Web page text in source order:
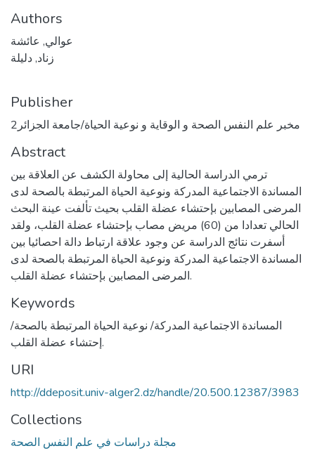
Authors
عوالي, عائشة
زناد, دليلة
Publisher
مخبر علم النفس الصحة و الوقاية و نوعية الحياة/جامعة الجزائر2
Abstract
ترمي الدراسة الحالية إلى محاولة الكشف عن العلاقة بين
المساندة الاجتماعية المدركة ونوعية الحياة المرتبطة بالصحة لدى
المرضى المصابين بإحتشاء عضلة القلب بحيث تألفت عينة البحث
الحالي تعدادا من (60) مريض مصاب بإحتشاء عضلة القلب، ولقد
أسفرت نتائج الدراسة عن وجود علاقة ارتباط دالة احصائيا بين
المساندة الاجتماعية المدركة ونوعية الحياة المرتبطة بالصحة لدى
المرضى المصابين بإحتشاء عضلة القلب.
Keywords
المساندة الاجتماعية المدركة/ نوعية الحياة المرتبطة بالصحة/
إحتشاء عضلة القلب.
URI
http://ddeposit.univ-alger2.dz/handle/20.500.12387/3983
Collections
مجلة دراسات في علم النفس الصحة